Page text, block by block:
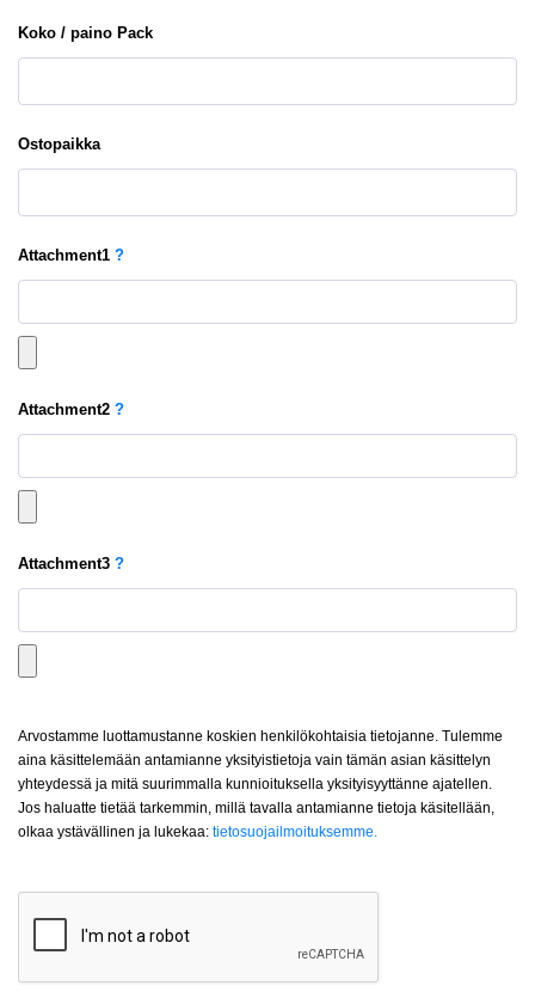
Koko / paino Pack
Ostopaikka
Attachment1 ?
Attachment2 ?
Attachment3 ?
Arvostamme luottamustanne koskien henkilökohtaisia tietojanne. Tulemme
aina käsittelemään antamianne yksityistietoja vain tämän asian käsittelyn
yhteydessä ja mitä suurimmalla kunnioituksella yksityisyyttänne ajatellen.
Jos haluatte tietää tarkemmin, millä tavalla antamianne tietoja käsitellään,
olkaa ystävällinen ja lukekaa: tietosuojailmoituksemme.